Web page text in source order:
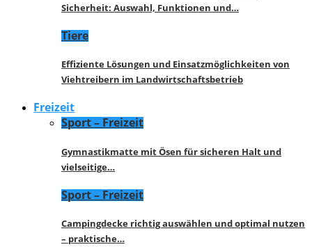
Sicherheit: Auswahl, Funktionen und…
Tiere
Effiziente Lösungen und Einsatzmöglichkeiten von
Viehtreibern im Landwirtschaftsbetrieb
Freizeit
Sport – Freizeit
Gymnastikmatte mit Ösen für sicheren Halt und
vielseitige…
Sport – Freizeit
Campingdecke richtig auswählen und optimal nutzen
– praktische…